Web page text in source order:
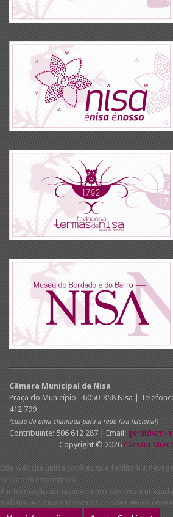
Câmara Municipal de Nisa
Praça do Município - 6050-358 Nisa |
412 799
(custo de uma chamada para a rede fixa nacional)
Contribuinte: 506 612 287 | Email: geral@cm-
Copyright © 2026 Câmara
Este website utiliza cookies que facilitam a
de dados estatísticos.
A informação armazenada nos cookies é
website. Ao navegar com os cookies ativos